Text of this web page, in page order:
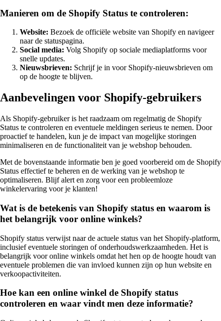
Manieren om de Shopify Status te controleren:
Website: Bezoek de officiële website van Shopify en navigeer
naar de statuspagina.
Social media: Volg Shopify op sociale mediaplatforms voor
snelle updates.
Nieuwsbrieven: Schrijf je in voor Shopify-nieuwsbrieven om
op de hoogte te blijven.
Aanbevelingen voor Shopify-gebruikers
Als Shopify-gebruiker is het raadzaam om regelmatig de Shopify
Status te controleren en eventuele meldingen serieus te nemen. Door
proactief te handelen, kun je de impact van mogelijke storingen
minimaliseren en de functionaliteit van je webshop behouden.
Met de bovenstaande informatie ben je goed voorbereid om de Shopify
Status effectief te beheren en de werking van je webshop te
optimaliseren. Blijf alert en zorg voor een probleemloze
winkelervaring voor je klanten!
Wat is de betekenis van Shopify status en waarom is
het belangrijk voor online winkels?
Shopify status verwijst naar de actuele status van het Shopify-platform,
inclusief eventuele storingen of onderhoudswerkzaamheden. Het is
belangrijk voor online winkels omdat het hen op de hoogte houdt van
eventuele problemen die van invloed kunnen zijn op hun website en
verkoopactiviteiten.
Hoe kan een online winkel de Shopify status
controleren en waar vindt men deze informatie?